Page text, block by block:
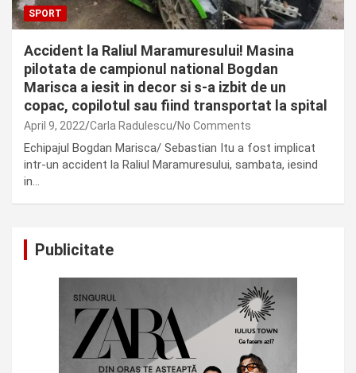
SPORT
Accident la Raliul Maramuresului! Masina
pilotata de campionul national Bogdan
Marisca a iesit in decor si s-a izbit de un
copac, copilotul sau fiind transportat la spital
April 9, 2022 Carla Radulescu No Comments
Echipajul Bogdan Marisca/ Sebastian Itu a fost implicat
intr-un accident la Raliul Maramuresului, sambata, iesind
in…
Publicitate